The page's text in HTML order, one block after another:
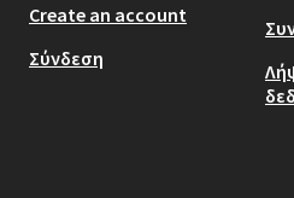
Create an account
Σύνδεση